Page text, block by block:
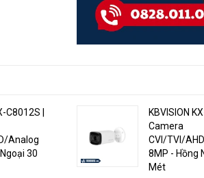
C8012S |
Analog
30
KBVISION
Camera
CVI/TVI/
8MP - Hồng
Mét